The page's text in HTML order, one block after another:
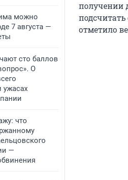
можно
7 августа —
сто баллов
О
ужасах
что
—
получении
отметило